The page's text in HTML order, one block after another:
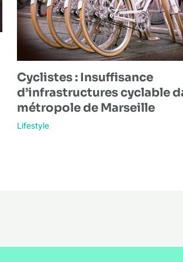
Cyclistes : Insuffisance
d’infrastructures cyclable
métropole de Marseille
Lifestyle